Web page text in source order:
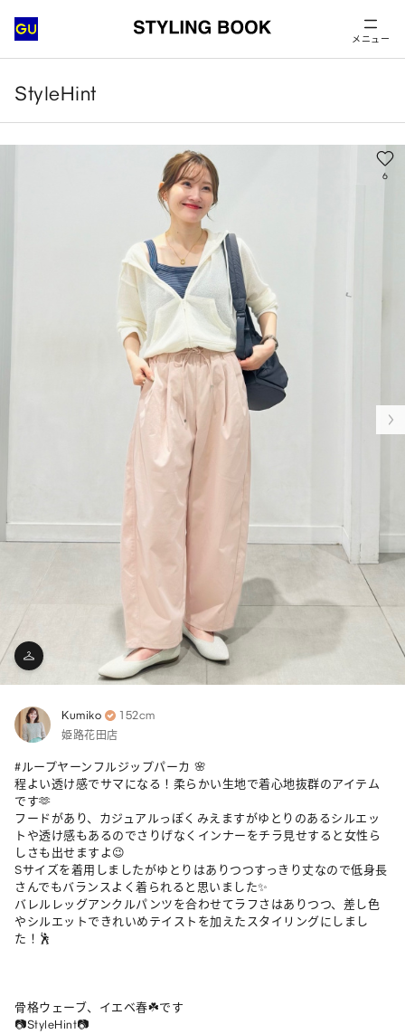
メニュー
StyleHint
6
Kumiko 152cm
姫路花田店
#ループヤーンフルジップパーカ 🌸
程よい透け感でサマになる！柔らかい生地で着心地抜群のアイテム
です🫶
フードがあり、カジュアルっぽくみえますがゆとりのあるシルエッ
トや透け感もあるのでさりげなくインナーをチラ見せすると女性ら
しさも出せますよ😉
Sサイズを着用しましたがゆとりはありつつすっきり丈なので低身長
さんでもバランスよく着られると思いました✨
バレルレッグアンクルパンツを合わせてラフさはありつつ、差し色
やシルエットできれいめテイストを加えたスタイリングにしまし
た！🕺
骨格ウェーブ、イエベ春☘️です
📷StyleHint📷